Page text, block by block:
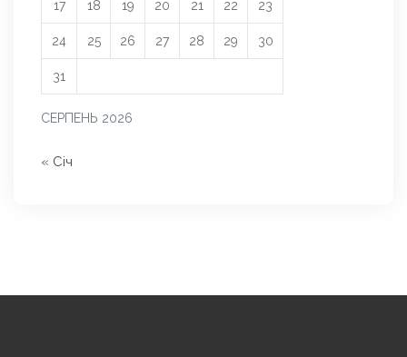
СЕРПЕНЬ 2026
17 18 19 20 21 22 23
24 25 26 27 28 29 30
31
« Січ